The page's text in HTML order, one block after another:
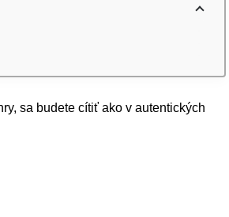
sa budete cítiť ako v autentických